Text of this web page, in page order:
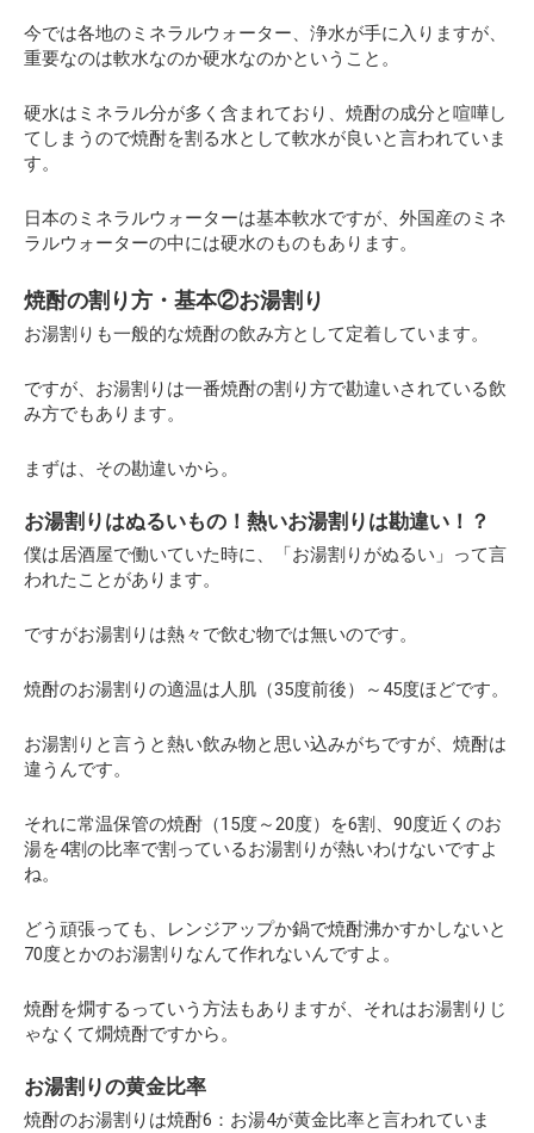
今では各地のミネラルウォーター、浄水が手に入りますが、
重要なのは軟水なのか硬水なのかということ。
硬水はミネラル分が多く含まれており、焼酎の成分と喧嘩し
てしまうので焼酎を割る水として軟水が良いと言われていま
す。
日本のミネラルウォーターは基本軟水ですが、外国産のミネ
ラルウォーターの中には硬水のものもあります。
焼酎の割り方・基本②お湯割り
お湯割りも一般的な焼酎の飲み方として定着しています。
ですが、お湯割りは一番焼酎の割り方で勘違いされている飲
み方でもあります。
まずは、その勘違いから。
お湯割りはぬるいもの！熱いお湯割りは勘違い！？
僕は居酒屋で働いていた時に、「お湯割りがぬるい」って言
われたことがあります。
ですがお湯割りは熱々で飲む物では無いのです。
焼酎のお湯割りの適温は人肌（35度前後）～45度ほどです。
お湯割りと言うと熱い飲み物と思い込みがちですが、焼酎は
違うんです。
それに常温保管の焼酎（15度～20度）を6割、90度近くのお
湯を4割の比率で割っているお湯割りが熱いわけないですよ
ね。
どう頑張っても、レンジアップか鍋で焼酎沸かすかしないと
70度とかのお湯割りなんて作れないんですよ。
焼酎を燗するっていう方法もありますが、それはお湯割りじ
ゃなくて燗焼酎ですから。
お湯割りの黄金比率
焼酎のお湯割りは焼酎6：お湯4が黄金比率と言われていま